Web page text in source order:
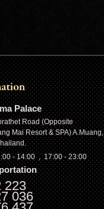
Palace
Road (Opposite
Mai Resort & SPA) A.Muang,
- 14:00 , 17:00 - 23:00
223
036